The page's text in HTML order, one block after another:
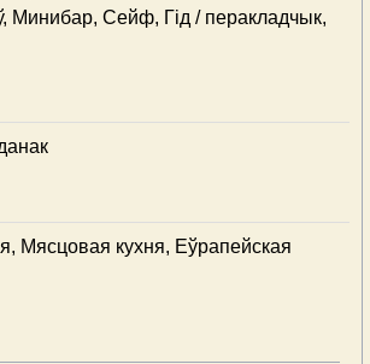
Минибар, Сейф, Гід / перакладчык,
Мясцовая кухня, Еўрапейская